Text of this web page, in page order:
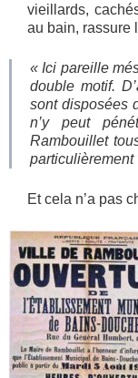
vieillards,
au bain, rassure
« Ici pareille
double motif.
sont disposées
n’y peut
Rambouillet
Et cela n’a pas